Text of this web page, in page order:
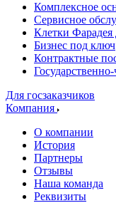
Комплексное
Сервисное
Клетки
Бизнес под ключ
Контрактные
Для госзаказчиков
Компания
О компании
История
Партнеры
Отзывы
Наша команда
Реквизиты